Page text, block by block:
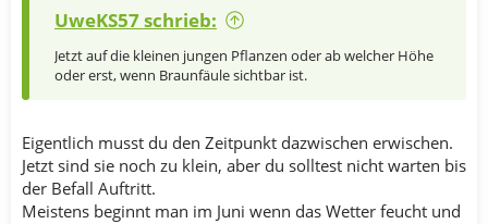
UweKS57 schrieb:
Jetzt auf die kleinen jungen Pflanzen oder ab welcher Höhe
oder erst, wenn Braunfäule sichtbar ist.
Eigentlich musst du den Zeitpunkt dazwischen erwischen.
Jetzt sind sie noch zu klein, aber du solltest nicht warten bis
der Befall Auftritt.
Meistens beginnt man im Juni wenn das Wetter feucht und